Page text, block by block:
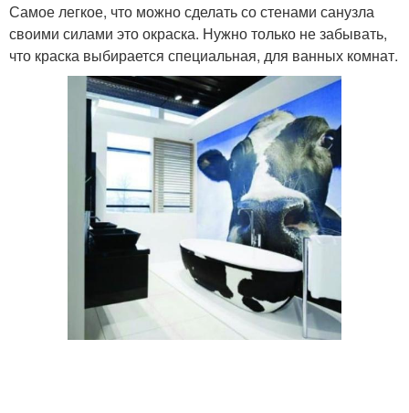
Самое легкое, что можно сделать со стенами санузла
своими силами это окраска. Нужно только не забывать,
что краска выбирается специальная, для ванных комнат.